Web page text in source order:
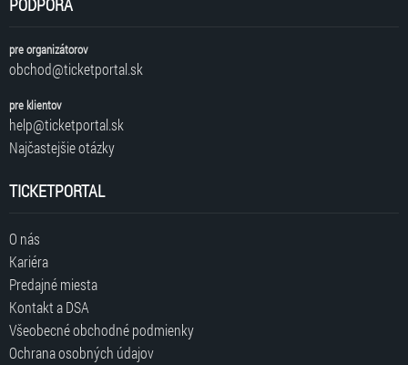
PODPORA
pre organizátorov
obchod@ticketportal.sk
pre klientov
help@ticketportal.sk
Najčastejšie otázky
TICKETPORTAL
O nás
Kariéra
Predajné miesta
Kontakt a DSA
Všeobecné obchodné podmienky
Ochrana osobných údajov